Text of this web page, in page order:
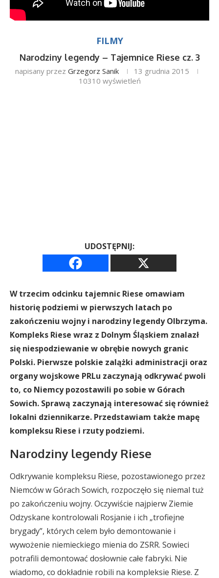
FILMY
Narodziny legendy – Tajemnice Riese cz. 3
napisany przez Grzegorz Sanik
13 grudnia 2015
10310 wyświetleń
UDOSTĘPNIJ:
W trzecim odcinku tajemnic Riese omawiam
historię podziemi w pierwszych latach po
zakończeniu wojny i narodziny legendy Olbrzyma.
Kompleks Riese wraz z Dolnym Śląskiem znalazł
się niespodziewanie w obrębie nowych granic
Polski. Pierwsze polskie zalążki administracji oraz
organy wojskowe PRLu zaczynają odkrywać pwoli
to, co Niemcy pozostawili po sobie w Górach
Sowich. Sprawą zaczynają interesować się również
lokalni dziennikarze. Przedstawiam także mapę
kompleksu Riese i rzuty podziemi.
Narodziny legendy Riese
Odkrywanie kompleksu Riese, pozostawionego przez
Niemców w Górach Sowich, rozpoczęło się niemal tuż
po zakończeniu wojny. Oczywiście najpierw Ziemie
Odzyskane kontrolowali Rosjanie i ich „trofiejne
brygady”, których celem było demontowanie i
wywożenie niemieckiego mienia do ZSRR. Sowieci
potrafili demontować dosłownie całe fabryki. Nie
wiadomo, co dokładnie robili na kompleksie Riese. Z